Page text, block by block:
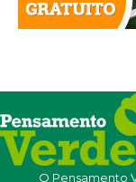
O Pensamento